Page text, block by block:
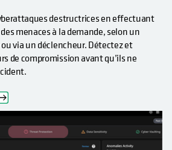
destructrices en effectuant
menaces à la demande, selon un
via un déclencheur. Détectez et
de compromission avant qu’ils ne